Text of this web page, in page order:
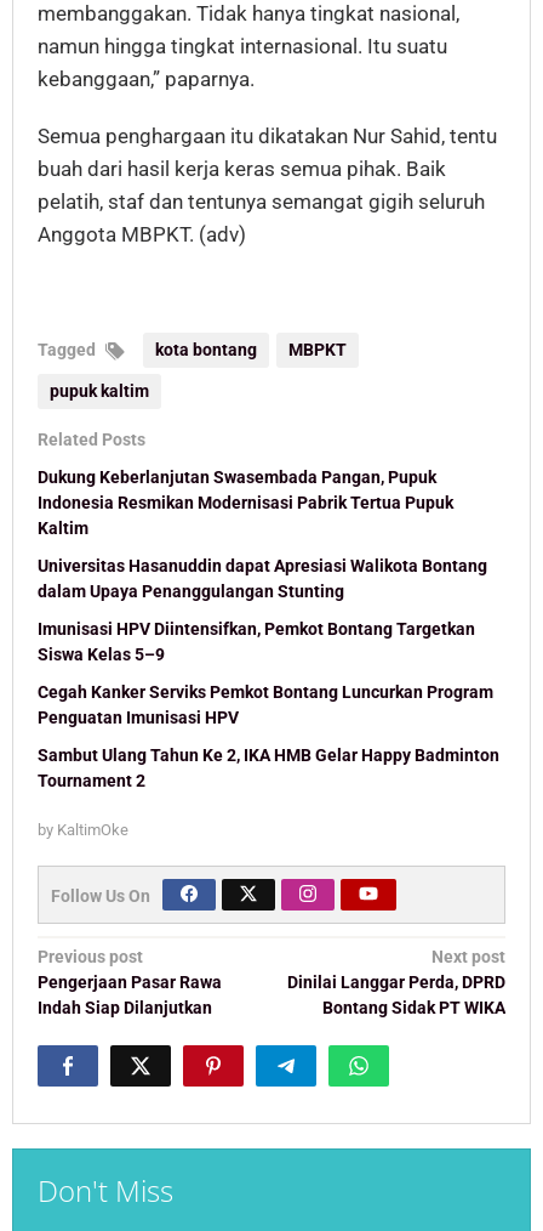
membanggakan. Tidak hanya tingkat nasional,
namun hingga tingkat internasional. Itu suatu
kebanggaan,” paparnya.
Semua penghargaan itu dikatakan Nur Sahid, tentu
buah dari hasil kerja keras semua pihak. Baik
pelatih, staf dan tentunya semangat gigih seluruh
Anggota MBPKT. (adv)
Tagged kota bontang MBPKT
pupuk kaltim
Related Posts
Dukung Keberlanjutan Swasembada Pangan, Pupuk
Indonesia Resmikan Modernisasi Pabrik Tertua Pupuk
Kaltim
Universitas Hasanuddin dapat Apresiasi Walikota Bontang
dalam Upaya Penanggulangan Stunting
Imunisasi HPV Diintensifkan, Pemkot Bontang Targetkan
Siswa Kelas 5–9
Cegah Kanker Serviks Pemkot Bontang Luncurkan Program
Penguatan Imunisasi HPV
Sambut Ulang Tahun Ke 2, IKA HMB Gelar Happy Badminton
Tournament 2
by KaltimOke
Follow Us On
Post
navigation
Previous post
Pengerjaan Pasar Rawa
Indah Siap Dilanjutkan
Next post
Dinilai Langgar Perda, DPRD
Bontang Sidak PT WIKA
Don't Miss